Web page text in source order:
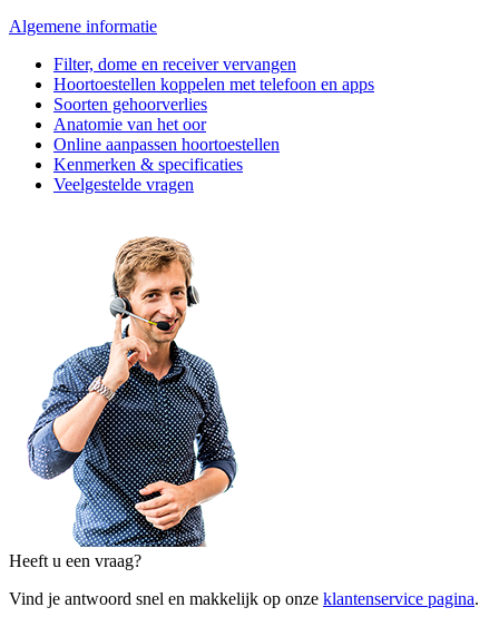
Algemene informatie
Filter, dome en receiver vervangen
Hoortoestellen koppelen met telefoon en apps
Soorten gehoorverlies
Anatomie van het oor
Online aanpassen hoortoestellen
Kenmerken & specificaties
Veelgestelde vragen
Heeft u een vraag?
Vind je antwoord snel en makkelijk op onze klantenservice pagina.